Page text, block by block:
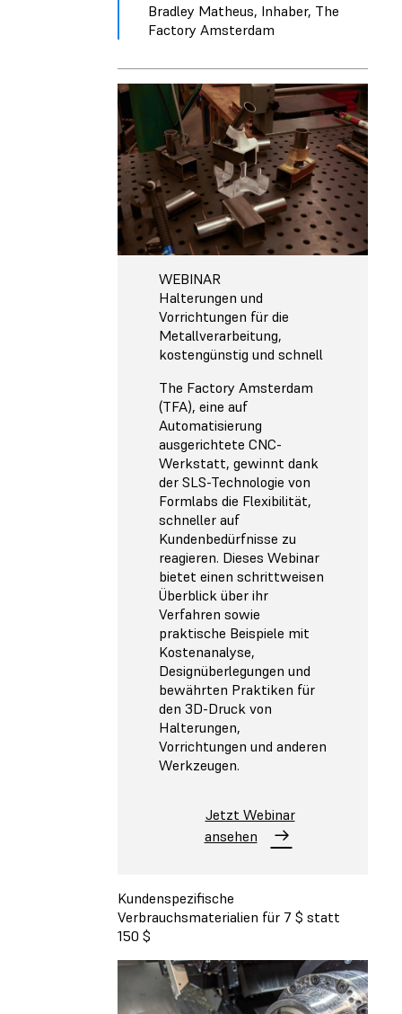
Bradley Matheus, Inhaber, The
Factory Amsterdam
WEBINAR
Halterungen und
Vorrichtungen für die
Metallverarbeitung,
kostengünstig und schnell
The Factory Amsterdam
(TFA), eine auf
Automatisierung
ausgerichtete CNC-
Werkstatt, gewinnt dank
der SLS-Technologie von
Formlabs die Flexibilität,
schneller auf
Kundenbedürfnisse zu
reagieren. Dieses Webinar
bietet einen schrittweisen
Überblick über ihr
Verfahren sowie
praktische Beispiele mit
Kostenanalyse,
Designüberlegungen und
bewährten Praktiken für
den 3D-Druck von
Halterungen,
Vorrichtungen und anderen
Werkzeugen.
Jetzt Webinar
ansehen
Kundenspezifische
Verbrauchsmaterialien für 7 $ statt
150 $